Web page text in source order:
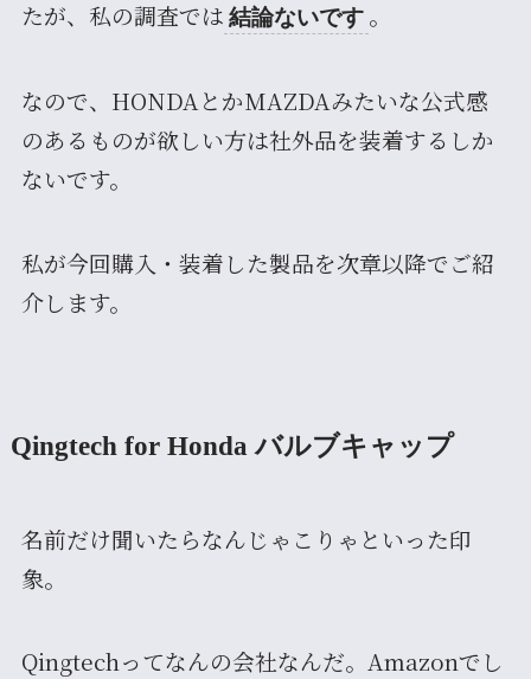
たが、私の調査では 結論ないです 。
なので、HONDAとかMAZDAみたいな公式感
のあるものが欲しい方は社外品を装着するしか
ないです。
私が今回購入・装着した製品を次章以降でご紹
介します。
Qingtech for Honda バルブキャップ
名前だけ聞いたらなんじゃこりゃといった印
象。
Qingtechってなんの会社なんだ。Amazonでし